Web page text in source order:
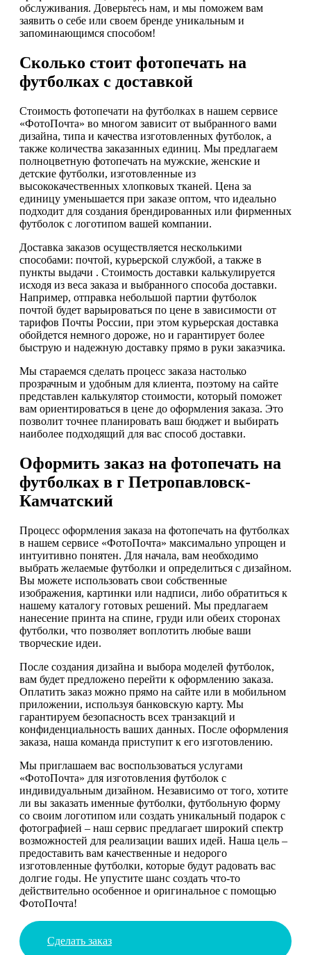
обслуживания. Доверьтесь нам, и мы поможем вам
заявить о себе или своем бренде уникальным и
запоминающимся способом!
Сколько стоит фотопечать на
футболках с доставкой
Стоимость фотопечати на футболках в нашем сервисе
«ФотоПочта» во многом зависит от выбранного вами
дизайна, типа и качества изготовленных футболок, а
также количества заказанных единиц. Мы предлагаем
полноцветную фотопечать на мужские, женские и
детские футболки, изготовленные из
высококачественных хлопковых тканей. Цена за
единицу уменьшается при заказе оптом, что идеально
подходит для создания брендированных или фирменных
футболок с логотипом вашей компании.
Доставка заказов осуществляется несколькими
способами: почтой, курьерской службой, а также в
пункты выдачи . Стоимость доставки калькулируется
исходя из веса заказа и выбранного способа доставки.
Например, отправка небольшой партии футболок
почтой будет варьироваться по цене в зависимости от
тарифов Почты России, при этом курьерская доставка
обойдется немного дороже, но и гарантирует более
быструю и надежную доставку прямо в руки заказчика.
Мы стараемся сделать процесс заказа настолько
прозрачным и удобным для клиента, поэтому на сайте
представлен калькулятор стоимости, который поможет
вам ориентироваться в цене до оформления заказа. Это
позволит точнее планировать ваш бюджет и выбирать
наиболее подходящий для вас способ доставки.
Оформить заказ на фотопечать на
футболках в г Петропавловск-
Камчатский
Процесс оформления заказа на фотопечать на футболках
в нашем сервисе «ФотоПочта» максимально упрощен и
интуитивно понятен. Для начала, вам необходимо
выбрать желаемые футболки и определиться с дизайном.
Вы можете использовать свои собственные
изображения, картинки или надписи, либо обратиться к
нашему каталогу готовых решений. Мы предлагаем
нанесение принта на спине, груди или обеих сторонах
футболки, что позволяет воплотить любые ваши
творческие идеи.
После создания дизайна и выбора моделей футболок,
вам будет предложено перейти к оформлению заказа.
Оплатить заказ можно прямо на сайте или в мобильном
приложении, используя банковскую карту. Мы
гарантируем безопасность всех транзакций и
конфиденциальность ваших данных. После оформления
заказа, наша команда приступит к его изготовлению.
Мы приглашаем вас воспользоваться услугами
«ФотоПочта» для изготовления футболок с
индивидуальным дизайном. Независимо от того, хотите
ли вы заказать именные футболки, футбольную форму
со своим логотипом или создать уникальный подарок с
фотографией – наш сервис предлагает широкий спектр
возможностей для реализации ваших идей. Наша цель –
предоставить вам качественные и недорого
изготовленные футболки, которые будут радовать вас
долгие годы. Не упустите шанс создать что-то
действительно особенное и оригинальное с помощью
ФотоПочта!
Сделать заказ